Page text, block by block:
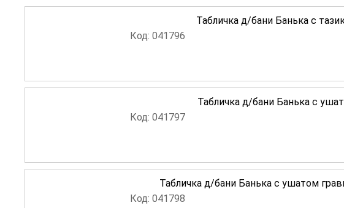
Табличка д/бани Банька с
Код: 041796
Табличка д/бани Банька с
Код: 041797
Табличка д/бани Банька с ушатом
Код: 041798